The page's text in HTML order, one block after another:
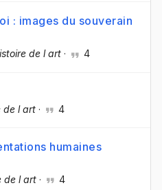
: images du souverain
de l art · 4
de l art · 4
humaines
de l art · 4